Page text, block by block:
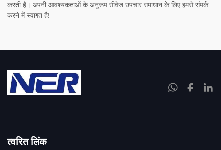
करती है। अपनी आवश्यकताओं के अनुरूप सीवेज उपचार समाधान के लिए हमसे संपर्क
करने में स्वागत है!
त्वरित लिंक